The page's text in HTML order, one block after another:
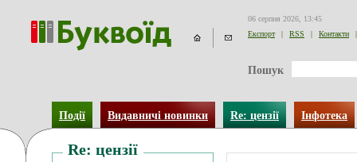
06 серпня 2026, 13:45
Експорт
| RSS | Контакти |
Пошук
Події Видавничі новинки Re: цензії Інфотека
Re: цензії